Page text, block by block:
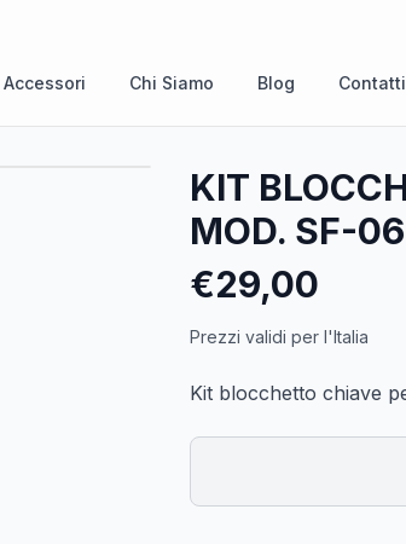
Accessori Chi Siamo Blog Contatti
KIT
MOD. SF-06
€29,00
Prezzi validi per l'Italia
Kit blocchetto chiave